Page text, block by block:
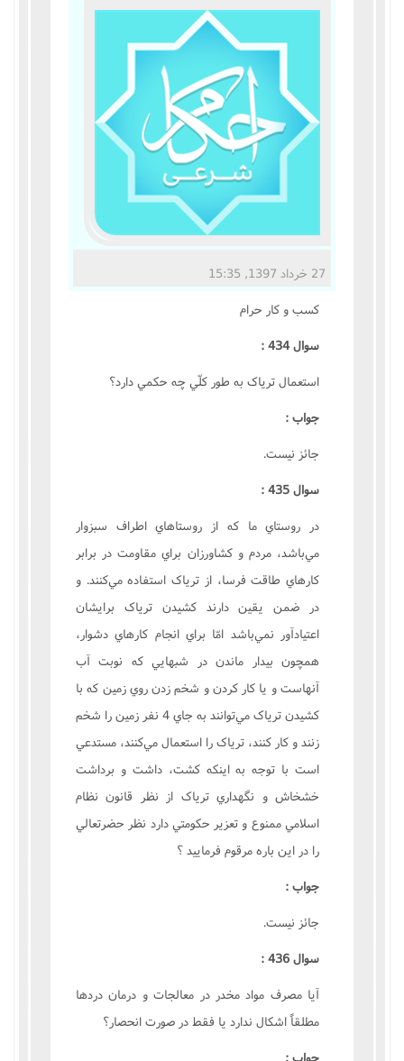
27 خرداد 1397, 15:35
کسب و کار حرام
سوال 434 :
استعمال ترياک به طور کلّي چه حکمي دارد؟
جواب :
جائز نيست.
سوال 435 :
در روستاي ما که از روستاهاي اطراف سبزوار
مي‌باشد، مردم و کشاورزان براي مقاومت در برابر
کارهاي طاقت فرسا، از ترياک استفاده مي‌کنند. و
در ضمن يقين دارند کشيدن ترياک برايشان
اعتيادآور نمي‌باشد امّا براي انجام کارهاي دشوار،
همچون بيدار ماندن در شبهايي که نوبت آب
آنهاست و يا کار کردن و شخم زدن روي زمين که با
کشيدن ترياک مي‌توانند به جاي 4 نفر زمين را شخم
زنند و کار کنند، ترياک را استعمال مي‌کنند، مستدعي
است با توجه به اينکه کشت، داشت و برداشت
خشخاش و نگهداري ترياک از نظر قانون نظام
اسلامي ممنوع و تعزير حکومتي دارد نظر حضرتعالي
را در اين باره مرقوم فرماييد ؟
جواب :
جائز نيست.
سوال 436 :
آيا مصرف مواد مخدر در معالجات و درمان دردها
مطلقاً اشکال ندارد يا فقط در صورت انحصار؟
جواب :